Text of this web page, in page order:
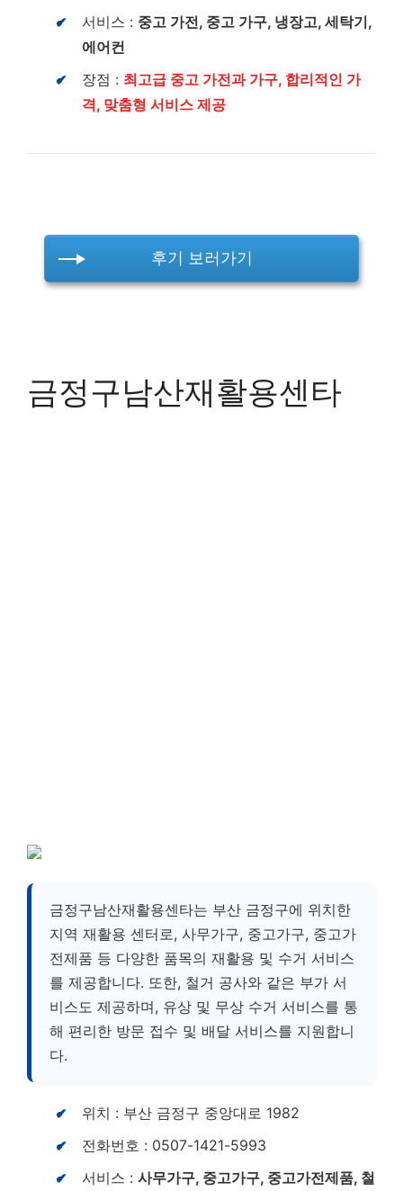
서비스 : 중고 가전, 중고 가구, 냉장고, 세탁기,
에어컨
장점 : 최고급 중고 가전과 가구, 합리적인 가
격, 맞춤형 서비스 제공
후기 보러가기
금정구남산재활용센타
금정구남산재활용센타는 부산 금정구에 위치한
지역 재활용 센터로, 사무가구, 중고가구, 중고가
전제품 등 다양한 품목의 재활용 및 수거 서비스
를 제공합니다. 또한, 철거 공사와 같은 부가 서
비스도 제공하며, 유상 및 무상 수거 서비스를 통
해 편리한 방문 접수 및 배달 서비스를 지원합니
다.
위치 : 부산 금정구 중앙대로 1982
전화번호 : 0507-1421-5993
서비스 : 사무가구, 중고가구, 중고가전제품, 철